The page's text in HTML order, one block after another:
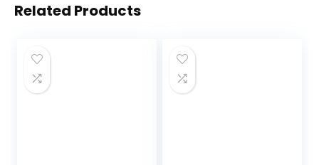
Related Products